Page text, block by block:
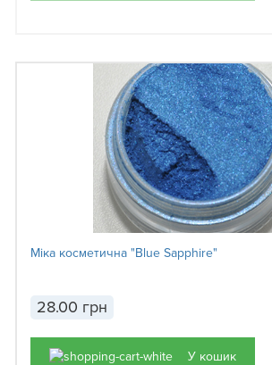
Міка косметична "Blue Sapphire"
28.00 грн
У кошик